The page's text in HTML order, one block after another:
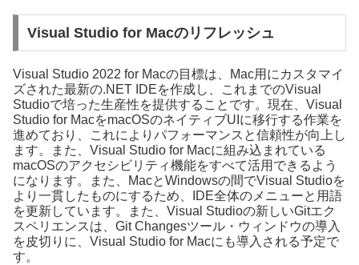
Visual Studio for Macのリフレッシュ
Visual Studio 2022 for Macの目標は、Mac用にカスタマイ
ズされた最新の.NET IDEを作成し、これまでのVisual
Studioで培った生産性を提供することです。現在、Visual
Studio for MacをmacOSのネイティブUIに移行する作業を
進めており、これによりパフォーマンスと信頼性が向上し
ます。また、Visual Studio for Macに組み込まれている
macOSのアクセシビリティ機能をすべて活用できるよう
になります。また、MacとWindowsの間でVisual Studioを
より一貫したものにするため、IDE全体のメニューと用語
を更新しています。また、Visual Studioの新しいGitエク
スペリエンスは、Git Changesツール・ウィンドウの導入
を皮切りに、Visual Studio for Macにも導入される予定で
す。